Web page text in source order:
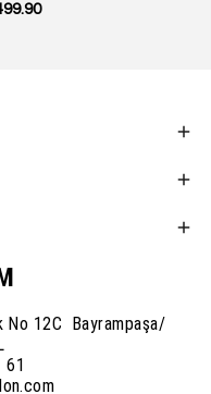
No 12C Bayrampaşa/
61